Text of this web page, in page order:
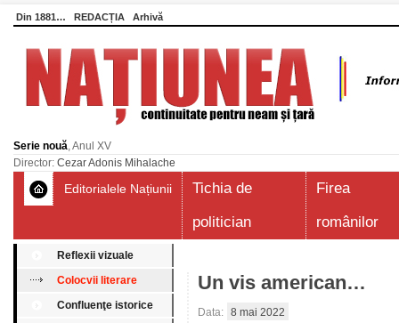
Din 1881… REDACȚIA Arhivă
Serie nouă, Anul XV
Director: Cezar Adonis Mihalache
Editorialele Națiunii
Tichia de
politician
Firea
românilor
Reflexii vizuale
Colocvii literare
Confluenţe istorice
Un vis american…
Data: 8 mai 2022